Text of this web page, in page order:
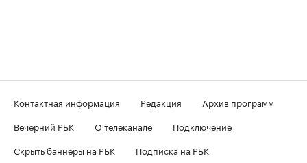
Контактная информация Редакция
Архив программ
Вечерний РБК
О телеканале
Подключение
Скрыть баннеры на РБК
Подписка на РБК